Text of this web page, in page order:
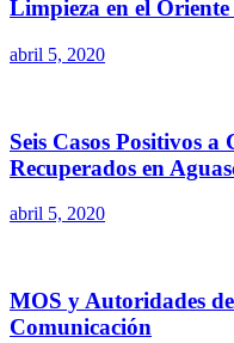
Limpieza en el
abril 5, 2020
Seis Casos Positivos
Recuperados en
abril 5, 2020
MOS y Autoridades
Comunicación